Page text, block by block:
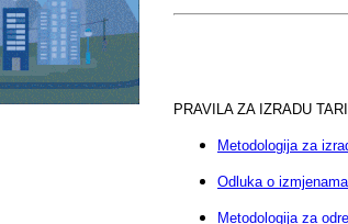
PRAVILA ZA IZRADU
Metodologija za
Odluka o
Metodologija za